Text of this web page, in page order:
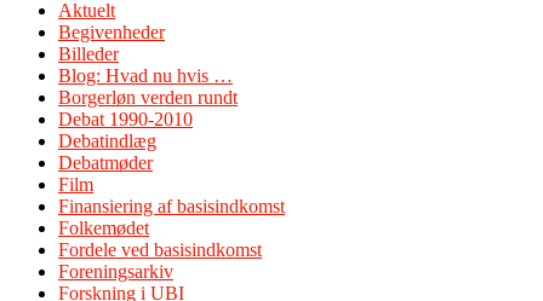
Aktuelt
Begivenheder
Billeder
Blog: Hvad nu hvis …
Borgerløn verden rundt
Debat 1990-2010
Debatindlæg
Debatmøder
Film
Finansiering af basisindkomst
Folkemødet
Fordele ved basisindkomst
Foreningsarkiv
Forskning i UBI